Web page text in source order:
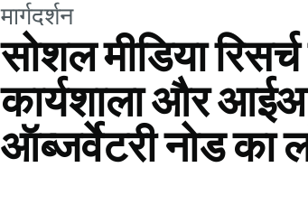
मार्गदर्शन
सोशल मीडिया
कार्यशाला और
ऑब्जर्वेटरी नोड का